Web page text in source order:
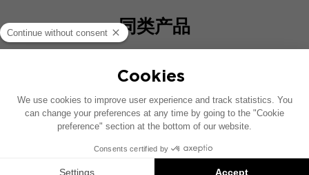
同类产品
BMW Y-ISO HARNESS